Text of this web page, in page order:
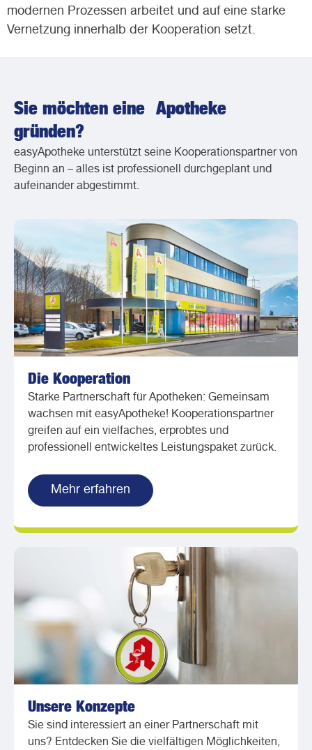
modernen Prozessen arbeitet und auf eine starke
Vernetzung innerhalb der Kooperation setzt.
Sie möchten eine Apotheke
gründen?
easyApotheke unterstützt seine Kooperationspartner von
Beginn an – alles ist professionell durchgeplant und
aufeinander abgestimmt.
Die Kooperation
Starke Partnerschaft für Apotheken: Gemeinsam
wachsen mit easyApotheke! Kooperationspartner
greifen auf ein vielfaches, erprobtes und
professionell entwickeltes Leistungspaket zurück.
Mehr erfahren
Unsere Konzepte
Sie sind interessiert an einer Partnerschaft mit
uns? Entdecken Sie die vielfältigen Möglichkeiten,